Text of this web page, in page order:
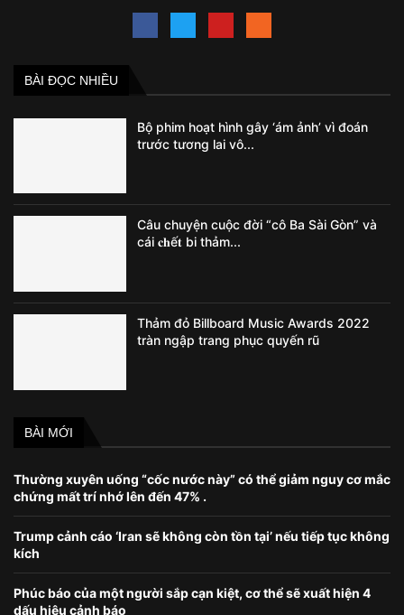
BÀI ĐỌC NHIỀU
Bộ phim hoạt hình gây ‘ám ảnh’ vì đoán
trước tương lai vô...
Câu chuyện cuộc đời “cô Ba Sài Gòn” và
cái 𝐜𝐡ế𝐭 bi thảm...
Thảm đỏ Billboard Music Awards 2022
tràn ngập trang phục quyến rũ
BÀI MỚI
Thường xuyên uống “cốc nước này” có thể giảm nguy cơ mắc
chứng mất trí nhớ lên đến 47% .
Trump cảnh cáo ‘Iran sẽ không còn tồn tại’ nếu tiếp tục không
kích
Phúc báo của một người sắp cạn kiệt, cơ thể sẽ xuất hiện 4
dấu hiệu cảnh báo